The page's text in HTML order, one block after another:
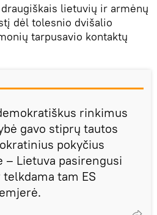
lietuvių ir armėnų
dėl tolesnio dvišalio
tarpusavio kontaktų
rinkimus
gavo stiprų tautos
pokyčius
Lietuva pasirengusi
tam ES